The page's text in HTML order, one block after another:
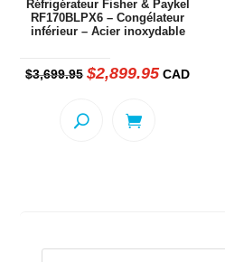
Réfrigérateur Fisher & Paykel
RF170BLPX6 – Congélateur
inférieur – Acier inoxydable
$3,699.95 Le
prix
$3,699.95.
$2,899.95Le
prix
CAD